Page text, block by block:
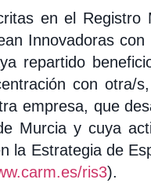
en el Registro
Innovadoras con
repartido
con otra/
empresa, que
Murcia y cuya
la Estrategia de
ris3).